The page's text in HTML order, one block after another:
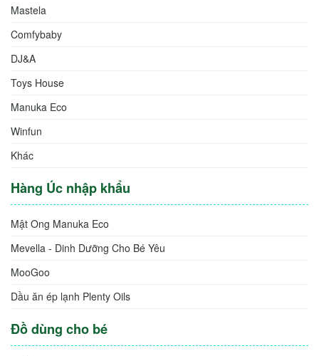
Mastela
Comfybaby
DJ&A
Toys House
Manuka Eco
Winfun
Khác
Hàng Úc nhập khẩu
Mật Ong Manuka Eco
Mevella - Dinh Dưỡng Cho Bé Yêu
MooGoo
Dầu ăn ép lạnh Plenty Oils
Đồ dùng cho bé